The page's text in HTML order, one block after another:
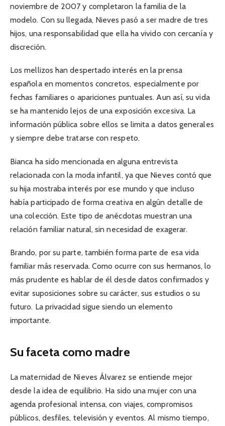
noviembre de 2007 y completaron la familia de la
modelo. Con su llegada, Nieves pasó a ser madre de tres
hijos, una responsabilidad que ella ha vivido con cercanía y
discreción.
Los mellizos han despertado interés en la prensa
española en momentos concretos, especialmente por
fechas familiares o apariciones puntuales. Aun así, su vida
se ha mantenido lejos de una exposición excesiva. La
información pública sobre ellos se limita a datos generales
y siempre debe tratarse con respeto.
Bianca ha sido mencionada en alguna entrevista
relacionada con la moda infantil, ya que Nieves contó que
su hija mostraba interés por ese mundo y que incluso
había participado de forma creativa en algún detalle de
una colección. Este tipo de anécdotas muestran una
relación familiar natural, sin necesidad de exagerar.
Brando, por su parte, también forma parte de esa vida
familiar más reservada. Como ocurre con sus hermanos, lo
más prudente es hablar de él desde datos confirmados y
evitar suposiciones sobre su carácter, sus estudios o su
futuro. La privacidad sigue siendo un elemento
importante.
Su faceta como madre
La maternidad de Nieves Álvarez se entiende mejor
desde la idea de equilibrio. Ha sido una mujer con una
agenda profesional intensa, con viajes, compromisos
públicos, desfiles, televisión y eventos. Al mismo tiempo,